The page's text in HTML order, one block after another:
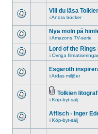
Vill du läsa
iAndra böcker
Nya moln på
iAmazons TV-serie
Lord of the
i Övriga filmatiseringar
Esgaroth
iArdas miljöer
Tolkien
i Köp-byt-sälj
Affisch - Inger
i Köp-byt-sälj